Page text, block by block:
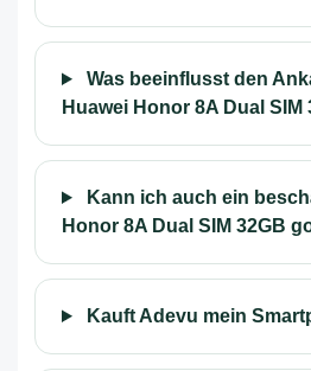
Was beeinflusst den
Huawei Honor 8A Dual
Kann ich auch ein
Honor 8A Dual SIM 32GB
Kauft Adevu mein